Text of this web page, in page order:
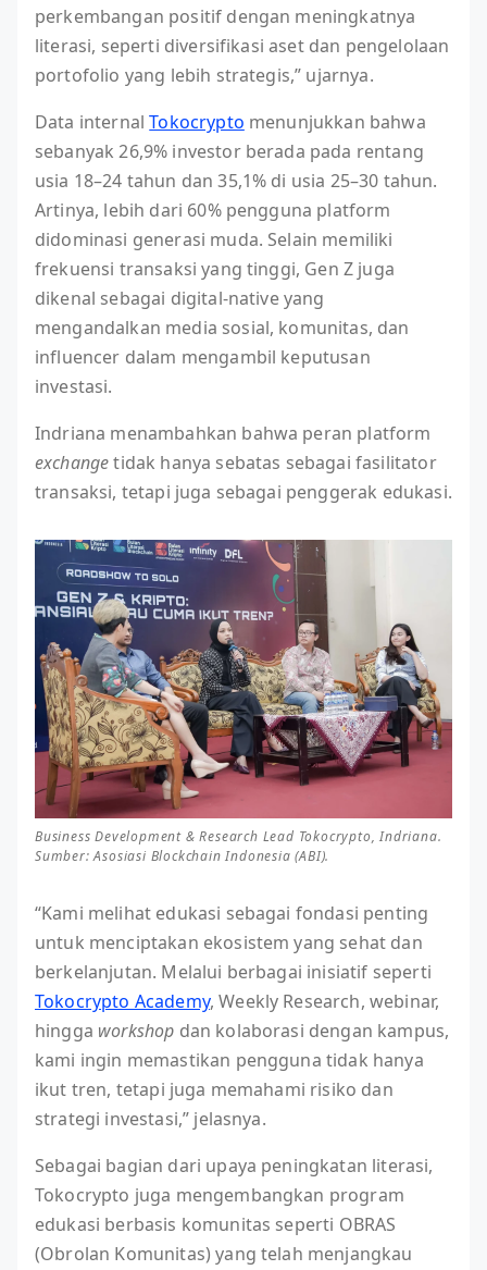
perkembangan positif dengan meningkatnya
literasi, seperti diversifikasi aset dan pengelolaan
portofolio yang lebih strategis,” ujarnya.
Data internalTokocrypto menunjukkan bahwa
sebanyak 26,9% investor berada pada rentang
usia 18–24 tahun dan 35,1% di usia 25–30 tahun.
Artinya, lebih dari 60% pengguna platform
didominasi generasi muda. Selain memiliki
frekuensi transaksi yang tinggi, Gen Z juga
dikenal sebagai digital-native yang
mengandalkan media sosial, komunitas, dan
influencer dalam mengambil keputusan
investasi.
Indriana menambahkan bahwa peran platform
exchangetidak hanya sebatas sebagai fasilitator
transaksi, tetapi juga sebagai penggerak edukasi.
Business Development & Research Lead Tokocrypto, Indriana.
Sumber: Asosiasi Blockchain Indonesia (ABI).
“Kami melihat edukasi sebagai fondasi penting
untuk menciptakan ekosistem yang sehat dan
berkelanjutan. Melalui berbagai inisiatif seperti
Tokocrypto Academy, Weekly Research, webinar,
hingga workshop dan kolaborasi dengan kampus,
kami ingin memastikan pengguna tidak hanya
ikut tren, tetapi juga memahami risiko dan
strategi investasi,” jelasnya.
Sebagai bagian dari upaya peningkatan literasi,
Tokocrypto juga mengembangkan program
edukasi berbasis komunitas seperti OBRAS
(Obrolan Komunitas) yang telah menjangkau